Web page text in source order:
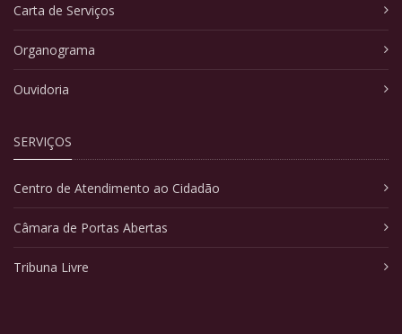
Carta de Serviços
Organograma
Ouvidoria
SERVIÇOS
Centro de Atendimento ao Cidadão
Câmara de Portas Abertas
Tribuna Livre